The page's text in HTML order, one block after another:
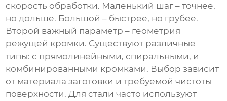
скорость обработки. Маленький шаг – точнее,
но дольше. Большой – быстрее, но грубее.
Второй важный параметр – геометрия
режущей кромки. Существуют различные
типы: с прямолинейными, спиральными, и
комбинированными кромками. Выбор зависит
от материала заготовки и требуемой чистоты
поверхности. Для стали часто используют